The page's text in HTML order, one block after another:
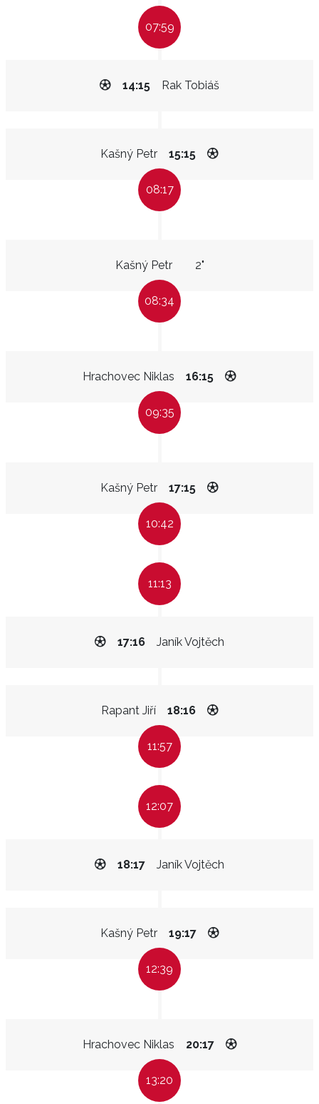
07:59
Rak Tobiáš
14:15
Kašný Petr 15:15
08:17
Kašný Petr 2"
08:34
Hrachovec Niklas 16:15
09:35
Kašný Petr 17:15
10:42
11:13
Janík Vojtěch
17:16
Rapant Jiří 18:16
11:57
12:07
Janík Vojtěch
18:17
Kašný Petr 19:17
12:39
Hrachovec Niklas 20:17
13:20